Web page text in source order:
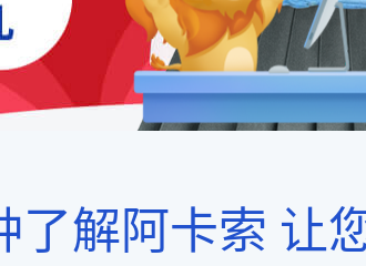
了解阿卡索 让